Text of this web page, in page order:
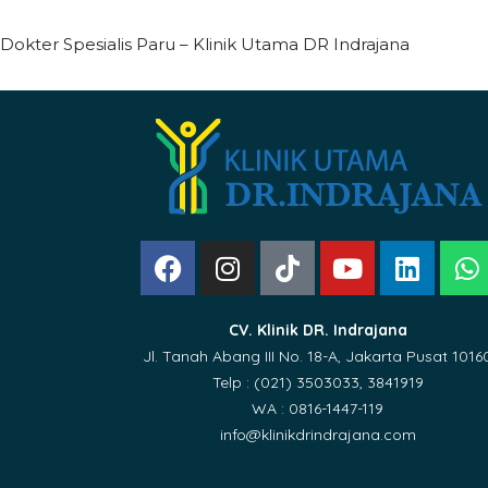
Dokter Spesialis Paru – Klinik Utama DR Indrajana
CV. Klinik DR. Indrajana
Jl. Tanah Abang III No. 18-A, Jakarta Pusat
Telp : (021) 3503033, 3841919
WA : 0816-1447-119
info@klinikdrindrajana.com